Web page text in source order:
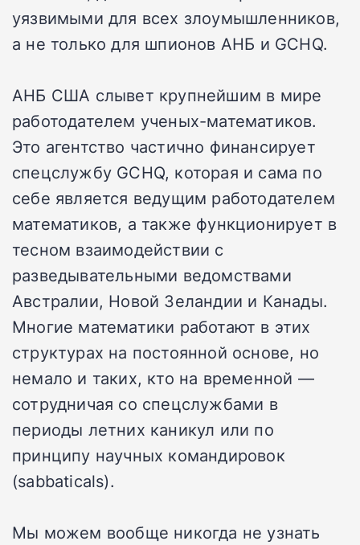
уязвимыми для всех злоумышленников,
а не только для шпионов АНБ и GCHQ.
АНБ США слывет крупнейшим в мире
работодателем ученых-математиков.
Это агентство частично финансирует
спецслужбу GCHQ, которая и сама по
себе является ведущим работодателем
математиков, а также функционирует в
тесном взаимодействии с
разведывательными ведомствами
Австралии, Новой Зеландии и Канады.
Многие математики работают в этих
структурах на постоянной основе, но
немало и таких, кто на временной —
сотрудничая со спецслужбами в
периоды летних каникул или по
принципу научных командировок
(sabbaticals).
Мы можем вообще никогда не узнать